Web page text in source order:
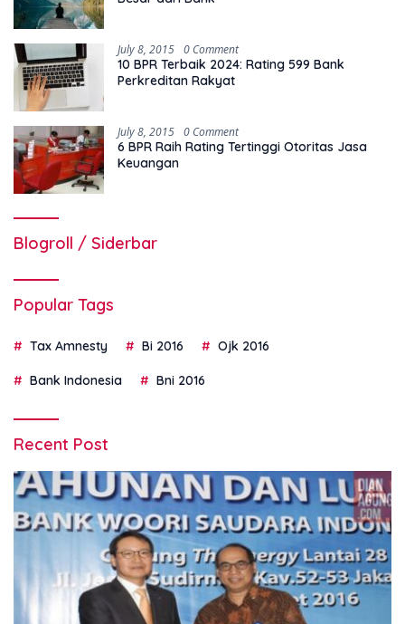
July 8, 2015 0 Comment
10 BPR Terbaik 2024: Rating 599 Bank
Perkreditan Rakyat
July 8, 2015 0 Comment
6 BPR Raih Rating Tertinggi Otoritas Jasa
Keuangan
Blogroll / Siderbar
Popular Tags
Tax Amnesty Bi 2016 Ojk 2016
Bank Indonesia Bni 2016
Recent Post